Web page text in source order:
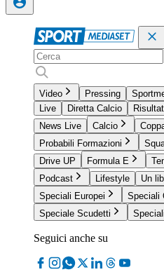
Video Pressing
Live
Diretta Calcio
News Live
Calcio
Probabili Formazioni
Drive UP
Formula E
Podcast
Lifestyle
Un
Speciali Europei
Speciali
Speciale Scudetti
Seguici anche su